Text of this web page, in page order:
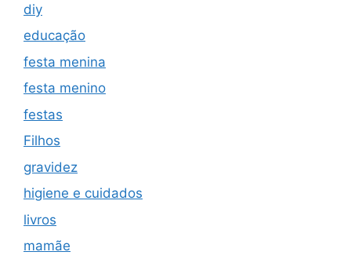
diy
educação
festa menina
festa menino
festas
Filhos
gravidez
higiene e cuidados
livros
mamãe